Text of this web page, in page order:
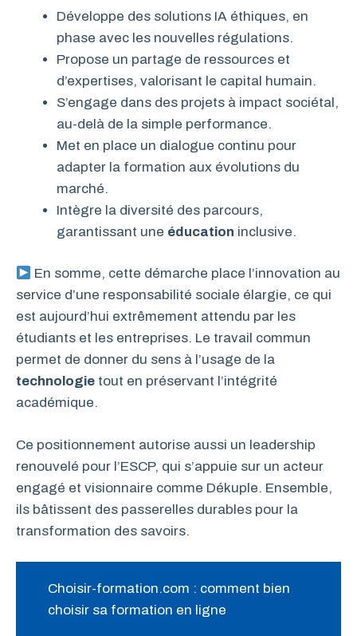
Développe des solutions IA éthiques, en
phase avec les nouvelles régulations.
Propose un partage de ressources et
d’expertises, valorisant le capital humain.
S’engage dans des projets à impact sociétal,
au-delà de la simple performance.
Met en place un dialogue continu pour
adapter la formation aux évolutions du
marché.
Intègre la diversité des parcours,
garantissant une éducation inclusive.
En somme, cette démarche place l’innovation au
service d’une responsabilité sociale élargie, ce qui
est aujourd’hui extrêmement attendu par les
étudiants et les entreprises. Le travail commun
permet de donner du sens à l’usage de la
technologie tout en préservant l’intégrité
académique.
Ce positionnement autorise aussi un leadership
renouvelé pour l’ESCP, qui s’appuie sur un acteur
engagé et visionnaire comme Dékuple. Ensemble,
ils bâtissent des passerelles durables pour la
transformation des savoirs.
Choisir-formation.com : comment bien
choisir sa formation en ligne